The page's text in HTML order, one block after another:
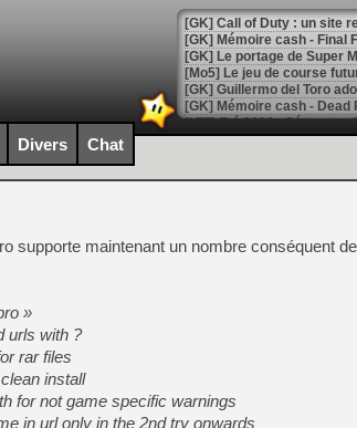
[GK] Le portage de Super
[Mo5] Le jeu de course
[GK] Guillermo del Toro
[LTF] Eté 2026 - Séquence
[GK] Mistfall Hunter :
[GK] Wo Long 2 évolue
[GK] Crossfire : un TPS à
[LS] [PS5] Premiers
[Mo5] DOOM arrive en
[GK] Bethesda fête les 30
[GK] Roblox : l'action en
[GK] Agenda - GeForce
Divers Chat
supporte maintenant un nombre conséquent
»
urls with ?
rar files
install
for not game specific warnings
in url only in the 2nd try onwards